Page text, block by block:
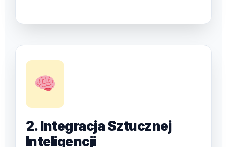
2. Integracja Sztucznej
Inteligencji